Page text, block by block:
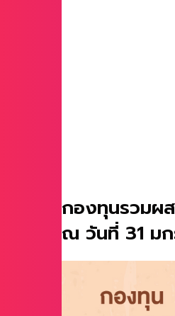
กองทุนรวมผ
ณ วันที่ 31 ม